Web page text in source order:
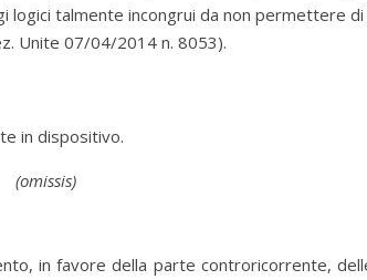
talmente incongrui da non permettere di
Unite 07/04/2014 n. 8053).
in dispositivo.
(omissis)
in favore della parte controricorrente,